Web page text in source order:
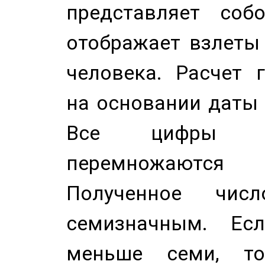
представляет
отображает
человека. Расчет
на основании
Все цифры
Полученное
семизначным.
меньше семи,